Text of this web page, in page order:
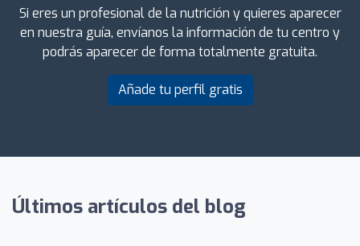
Si eres un profesional de la nutrición y quieres aparecer
en nuestra guía, envíanos la información de tu centro y
podrás aparecer de forma totalmente gratuita.
Añade tu perfil gratis
Últimos artículos del blog